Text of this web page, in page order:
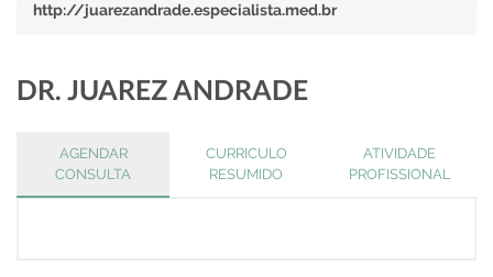
http://juarezandrade.especialista.med.br
DR. JUAREZ ANDRADE
AGENDAR
CONSULTA
CURRICULO
RESUMIDO
ATIVIDADE
PROFISSIONAL